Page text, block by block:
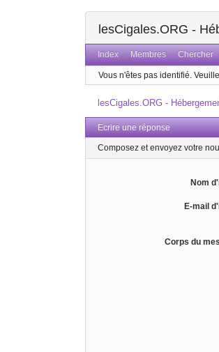
lesCigales.ORG -
Index Membres Chercher
Vous n'êtes pas identifié.
lesCigales.ORG -
Ecrire une réponse
Composez et envoyez votre
Nom
E-mail
Corps du